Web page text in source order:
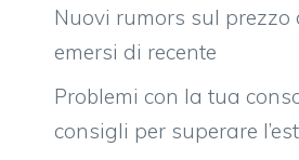
Nuovi rumors sul prezzo
emersi di recente
Problemi con la tua
consigli per superare